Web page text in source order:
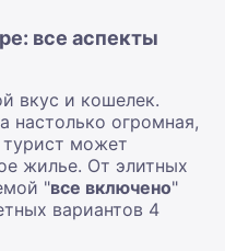
все аспекты
вкус и кошелек.
настолько огромная,
может
жилье. От элитных
"все включено"
вариантов 4